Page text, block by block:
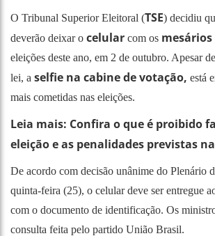
O Tribunal Superior Eleitoral (TSE) decidiu
deverão deixar o celular com os mesários
eleições deste ano, em 2 de outubro. Apesar
lei, a selfie na cabine de votação, está
mais cometidas nas eleições.
Leia mais: Confira o que é proibido
eleição e as penalidades previstas
De acordo com decisão unânime do Plenário
quinta-feira (25), o celular deve ser entregue
com o documento de identificação. Os
consulta feita pelo partido União Brasil.